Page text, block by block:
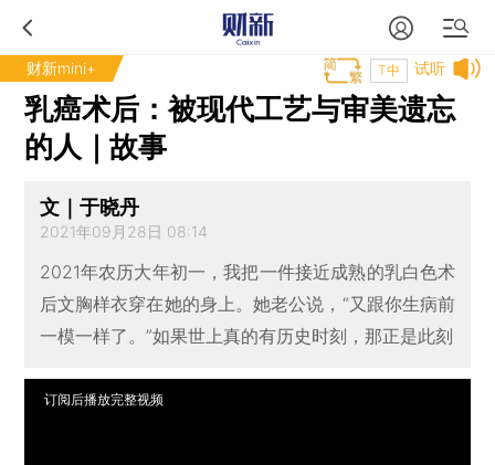
财新mini+ 试听
T中
乳癌术后：被现代工艺与审美遗忘
的人｜故事
文｜于晓丹
2021年09月28日 08:14
2021年农历大年初一，我把一件接近成熟的乳白色术
后文胸样衣穿在她的身上。她老公说，“又跟你生病前
一模一样了。”如果世上真的有历史时刻，那正是此刻
订阅后播放完整视频